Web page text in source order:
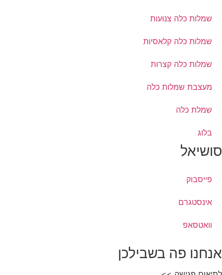
שמלות כלה צנועות
שמלות כלה קלאסיות
שמלות כלה קצרות
מעצבת שמלות כלה
שמלת כלה
בלוג
סושיאל
פייסבוק
אינסטגרם
וואטסאפ
אנחנו פה בשבילכן